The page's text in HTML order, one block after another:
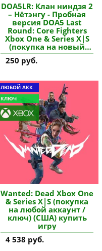
DOA5LR: Клан ниндзя 2
– Нётэнгу - Пробная
версия DOA5 Last
Round: Core Fighters
Xbox One & Series X|S
(покупка на новый
аккаунт) купить
дополнение
250 руб.
ЛЮБОЙ АКК
КЛЮЧ
Wanted: Dead Xbox One
& Series X|S (покупка
на любой аккаунт /
ключ) (США) купить
игру
4 538 руб.